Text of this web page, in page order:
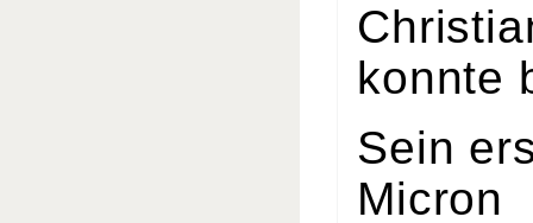
konnte
Sein
Micron